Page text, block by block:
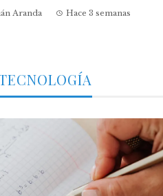
Aranda Hace 3 semanas